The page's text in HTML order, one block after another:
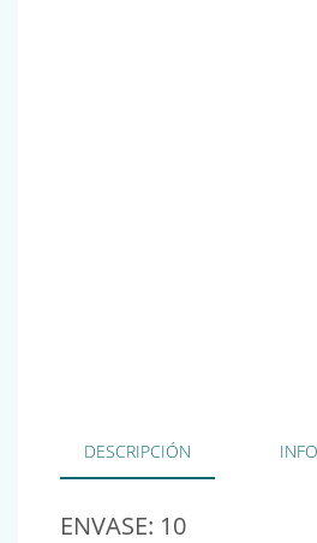
DESCRIPCIÓN
ENVASE: 10